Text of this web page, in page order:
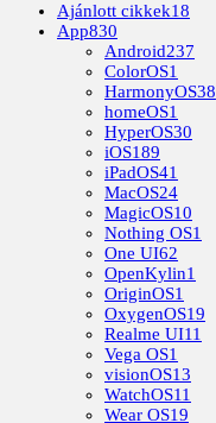
Ajánlott cikkek18
App830
Android237
ColorOS1
HarmonyOS38
homeOS1
HyperOS30
iOS189
iPadOS41
MacOS24
MagicOS10
Nothing OS1
One UI62
OpenKylin1
OriginOS1
OxygenOS19
Realme UI11
Vega OS1
visionOS13
WatchOS11
Wear OS19